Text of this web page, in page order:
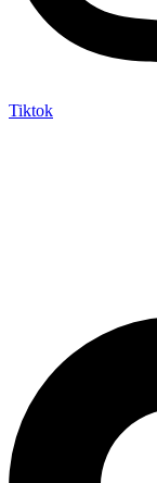
Tiktok